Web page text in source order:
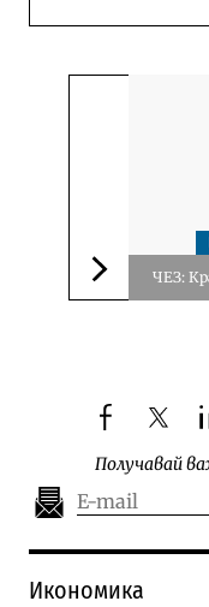
Следваща
ЧЕЗ:
facebooktwitter
Получавай
Икономика